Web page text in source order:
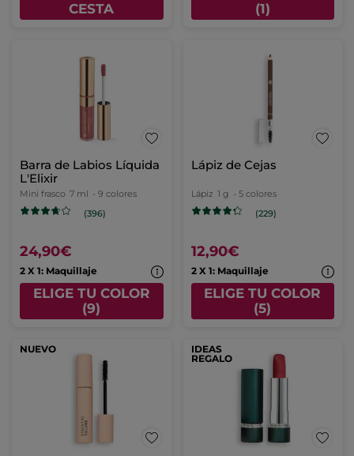
CESTA
(1)
Barra de Labios Líquida
L'Elixir
Mini frasco 7 ml - 9 colores
(396)
24,90€
2 X 1: Maquillaje
ELIGE TU COLOR
(9)
Lápiz de Cejas
Lápiz 1 g - 5 colores
(229)
12,90€
2 X 1: Maquillaje
ELIGE TU COLOR
(5)
NUEVO
IDEAS
REGALO